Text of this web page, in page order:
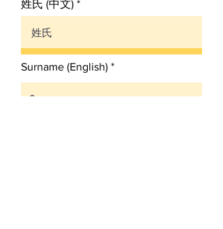
姓氏 (中文) *
Surname (English)